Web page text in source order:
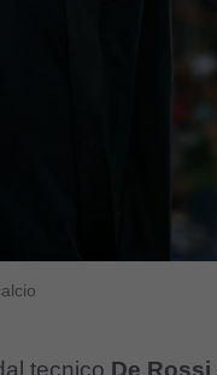
tecnico De Rossi